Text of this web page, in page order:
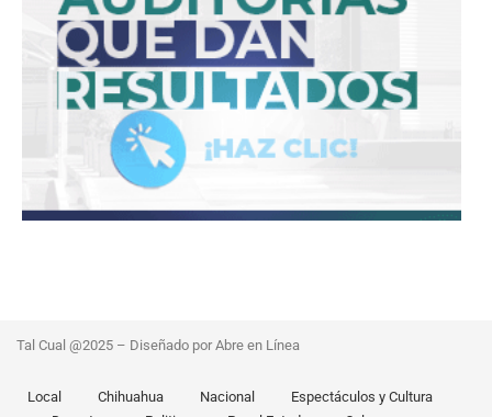
Tal Cual @2025 – Diseñado por Abre en Línea
Local Chihuahua Nacional
Espectáculos y Cultura